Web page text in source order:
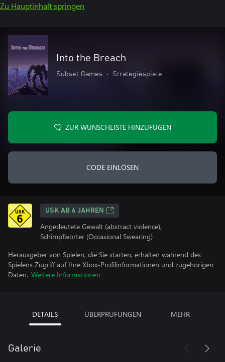
Zu Hauptinhalt springen
Into the Breach
Subset Games • Strategiespiele
ZUR WUNSCHLISTE HINZUFÜGEN
CODE EINLÖSEN
USK AB 6 JAHREN
Angedeutete Gewalt (abstract violence),
Schimpfwörter (Occasional Swearing)
Herausgeber von Spielen, die Sie starten, erhalten während des
Spielens Zugriff auf Ihre Xbox-Profilinformationen und zugehörigen
Daten. Weitere Informationen
DETAILS ÜBERPRÜFUNGEN MEHR
Galerie